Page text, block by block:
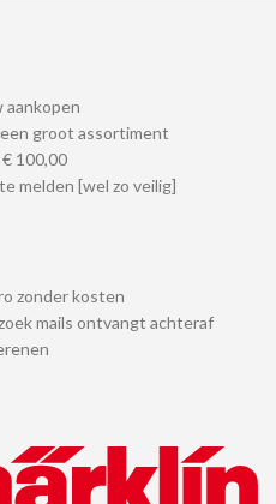
aankopen
groot assortiment
100,00
melden [wel zo veilig]
zonder kosten
mails ontvangt achteraf